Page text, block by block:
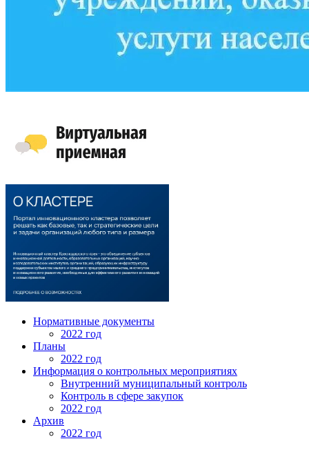
Нормативные документы
2022 год
Планы
2022 год
Информация о контрольных мероприятиях
Внутренний муниципальный контроль
Контроль в сфере закупок
2022 год
Архив
2022 год